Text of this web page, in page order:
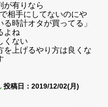
が有りなら
相手にしてないのにや
時計オタが買ってる」
よね
くない
を上げるやり方は良くな
投稿日：2019/12/02(月)